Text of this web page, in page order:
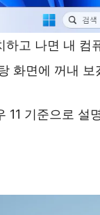
하고 나면 내 컴
화면에 꺼내 보
11 기준으로 설